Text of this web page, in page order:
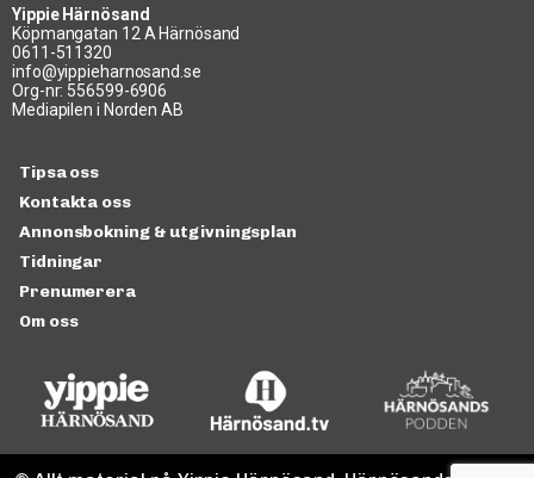
Yippie Härnösand
Köpmangatan 12 A Härnösand
0611-511320
info@yippieharnosand.se
Org-nr: 556599-6906
Mediapilen i Norden AB
Tipsa oss
Kontakta oss
Annonsbokning & utgivningsplan
Tidningar
Prenumerera
Om oss